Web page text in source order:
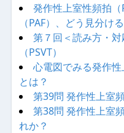
発作性上室性頻拍
（PAF）、どう見分け
第７回＜読み方・
（PSVT）
心電図でみる発作
とは？
第39問 発作性上室
第38問 発作性上室
れか？